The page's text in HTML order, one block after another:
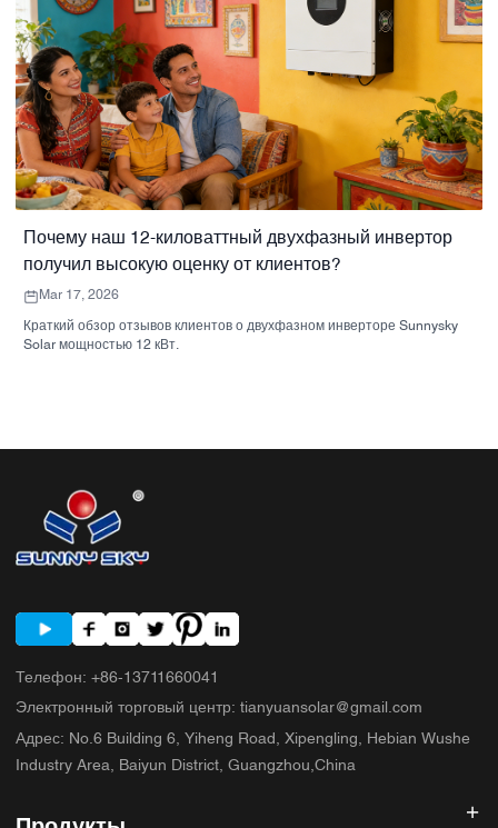
подписанием договора. 8. Следующий шаг для покупателей
Почему наш 12-киловаттный двухфазный инвертор
получил высокую оценку от клиентов?
Mar 17, 2026
Краткий обзор отзывов клиентов о двухфазном инверторе Sunnysky
Solar мощностью 12 кВт.
Телефон: +86-13711660041
Электронный торговый центр: tianyuansolar@gmail.com
Адрес: No.6 Building 6, Yiheng Road, Xipengling, Hebian Wushe
Industry Area, Baiyun District, Guangzhou,China